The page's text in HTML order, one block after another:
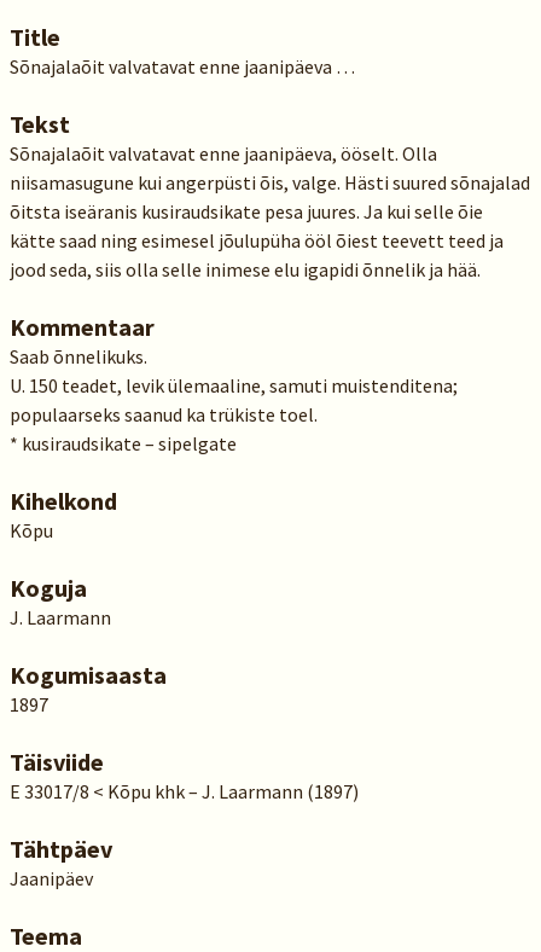
Title
Sõnajalaõit valvatavat enne jaanipäeva …
Tekst
Sõnajalaõit valvatavat enne jaanipäeva, ööselt. Olla
niisamasugune kui angerpüsti õis, valge. Hästi suured sõnajalad
õitsta iseäranis kusiraudsikate pesa juures. Ja kui selle õie
kätte saad ning esimesel jõulupüha ööl õiest teevett teed ja
jood seda, siis olla selle inimese elu igapidi õnnelik ja hää.
Kommentaar
Saab õnnelikuks.
U. 150 teadet, levik ülemaaline, samuti muistenditena;
populaarseks saanud ka trükiste toel.
* kusiraudsikate – sipelgate
Kihelkond
Kõpu
Koguja
J. Laarmann
Kogumisaasta
1897
Täisviide
E 33017/8 < Kõpu khk – J. Laarmann (1897)
Tähtpäev
Jaanipäev
Teema